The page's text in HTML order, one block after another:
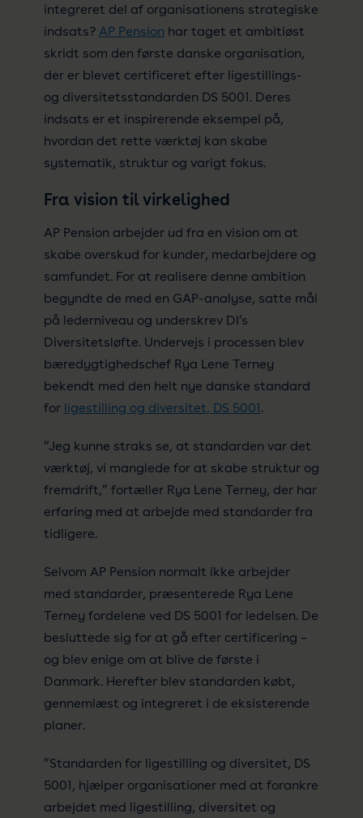
integreret del af organisationens strategiske
indsats? AP Pension har taget et ambitiøst
skridt som den første danske organisation,
der er blevet certificeret efter ligestillings-
og diversitetsstandarden DS 5001. Deres
indsats er et inspirerende eksempel på,
hvordan det rette værktøj kan skabe
systematik, struktur og varigt fokus.
Fra vision til virkelighed
AP Pension arbejder ud fra en vision om at
skabe overskud for kunder, medarbejdere og
samfundet. For at realisere denne ambition
begyndte de med en GAP-analyse, satte mål
på lederniveau og underskrev DI’s
Diversitetsløfte. Undervejs i processen blev
bæredygtighedschef Rya Lene Terney
bekendt med den helt nye danske standard
for ligestilling og diversitet, DS 5001.
”Jeg kunne straks se, at standarden var det
værktøj, vi manglede for at skabe struktur og
fremdrift,” fortæller Rya Lene Terney, der har
erfaring med at arbejde med standarder fra
tidligere.
Selvom AP Pension normalt ikke arbejder
med standarder, præsenterede Rya Lene
Terney fordelene ved DS 5001 for ledelsen. De
besluttede sig for at gå efter certificering –
og blev enige om at blive de første i
Danmark. Herefter blev standarden købt,
gennemlæst og integreret i de eksisterende
planer.
”Standarden for ligestilling og diversitet, DS
5001, hjælper organisationer med at forankre
arbejdet med ligestilling, diversitet og